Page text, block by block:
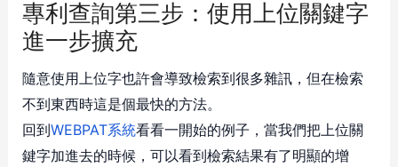
專利查詢第三步：使用上位關鍵字
進一步擴充
隨意使用上位字也許會導致檢索到很多雜訊，但在檢索
不到東西時這是個最快的方法。
回到WEBPAT系統看看一開始的例子，當我們把上位關
鍵字加進去的時候，可以看到檢索結果有了明顯的增